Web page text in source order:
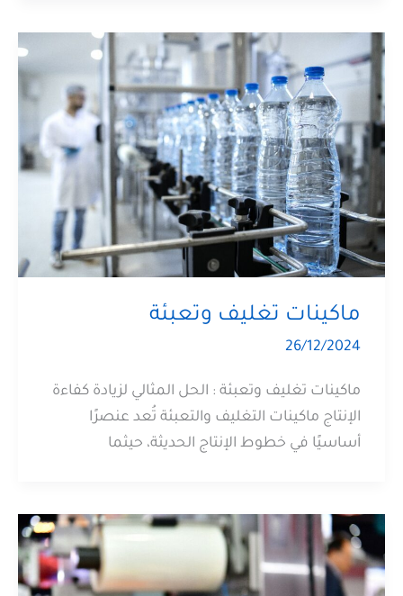
ماكينات تغليف وتعبئة
26/12/2024
ماكينات تغليف وتعبئة : الحل المثالي لزيادة كفاءة
الإنتاج ماكينات التغليف والتعبئة تُعد عنصرًا
أساسيًا في خطوط الإنتاج الحديثة، حيثما